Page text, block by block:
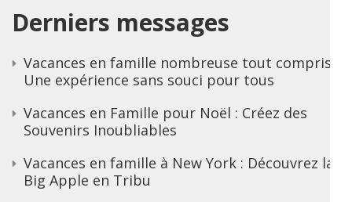
Derniers messages
Vacances en famille nombreuse tout compris :
Une expérience sans souci pour tous
Vacances en Famille pour Noël : Créez des
Souvenirs Inoubliables
Vacances en famille à New York : Découvrez la
Big Apple en Tribu